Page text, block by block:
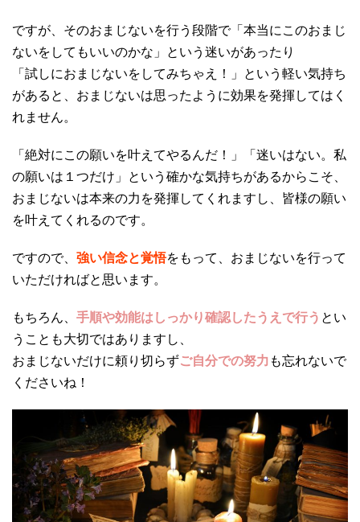
ですが、そのおまじないを行う段階で「本当にこのおまじ
ないをしてもいいのかな」という迷いがあったり
「試しにおまじないをしてみちゃえ！」という軽い気持ち
があると、おまじないは思ったように効果を発揮してはく
れません。
「絶対にこの願いを叶えてやるんだ！」「迷いはない。私
の願いは１つだけ」という確かな気持ちがあるからこそ、
おまじないは本来の力を発揮してくれますし、皆様の願い
を叶えてくれるのです。
ですので、 強い信念と覚悟をもって、おまじないを行って
いただければと思います。
もちろん、 手順や効能はしっかり確認したうえで行う とい
うことも大切ではありますし、
おまじないだけに頼り切らずご自分での努力 も忘れないで
くださいね！